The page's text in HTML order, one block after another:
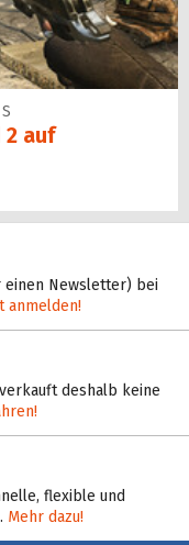
2 auf
einen Newsletter) bei
anmelden!
deshalb keine
flexible und
Mehr dazu!